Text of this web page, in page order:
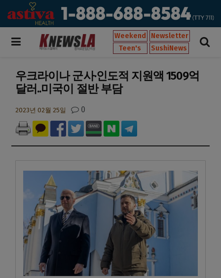
Weekend
Newsletter
Teen's
SushiNews
우크라이나 군사·인도적 지원액 1509억
달러..미국이 절반 부담
2023년 02월 25일 0